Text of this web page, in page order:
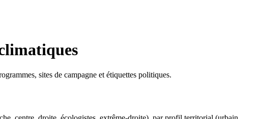
sites de campagne et étiquettes politiques.